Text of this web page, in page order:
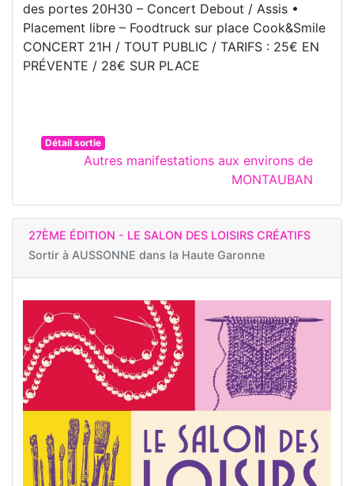
des portes 20H30 – Concert Debout / Assis •
Placement libre – Foodtruck sur place Cook&Smile
CONCERT 21H / TOUT PUBLIC / TARIFS : 25€ EN
PRÉVENTE / 28€ SUR PLACE
Détail sortie
Autres manifestations aux environs de
MONTAUBAN
27ÈME ÉDITION - LE SALON DES LOISIRS CRÉATIFS
Sortir à AUSSONNE dans la Haute Garonne